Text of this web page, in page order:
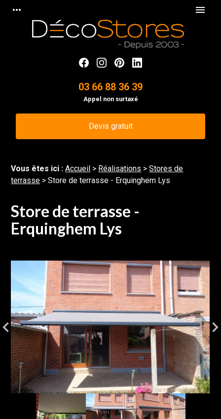
more_horiz menu
03 66 88 36 39
Appel non surtaxé
Devis gratuit
Vous êtes ici :Accueil > Réalisations >Stores de
terrasse >Store de terrasse - Erquinghem Lys
Store de terrasse -
Erquinghem Lys